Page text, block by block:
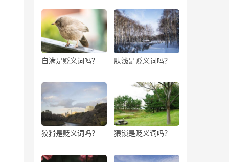
自满是贬义词吗？ 肤浅是贬义词吗？
狡猾是贬义词吗？ 猥锁是贬义词吗？